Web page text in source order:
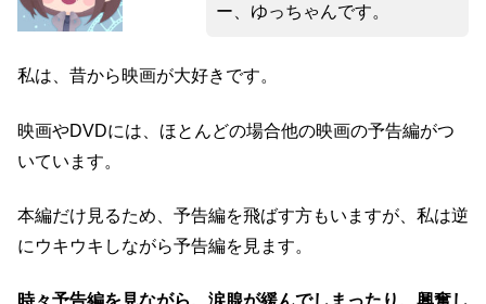
ー、ゆっちゃんです。
私は、昔から映画が大好きです。
映画やDVDには、ほとんどの場合他の映画の予告編がつ
いています。
本編だけ見るため、予告編を飛ばす方もいますが、私は逆
にウキウキしながら予告編を見ます。